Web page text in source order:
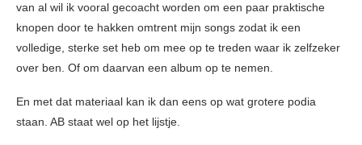
van al wil ik vooral gecoacht worden om een paar praktische
knopen door te hakken omtrent mijn songs zodat ik een
volledige, sterke set heb om mee op te treden waar ik zelfzeker
over ben. Of om daarvan een album op te nemen.
En met dat materiaal kan ik dan eens op wat grotere podia
staan. AB staat wel op het lijstje.